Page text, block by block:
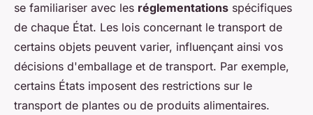
se familiariser avec les réglementations spécifiques
de chaque État. Les lois concernant le transport de
certains objets peuvent varier, influençant ainsi vos
décisions d'emballage et de transport. Par exemple,
certains États imposent des restrictions sur le
transport de plantes ou de produits alimentaires.